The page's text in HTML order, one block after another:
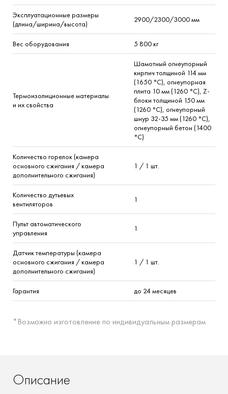
Эксплуатационные размеры
(длина/ширина/высота)
2900/2300/3000мм
Вес оборудования 5 800кг
Термоизолиционные материалы
и их свойства
Шамотный огнеупорный
кирпич толщиной 114 мм
(1650 °C), огнеупорная
плита 10 мм (1260 °С), Z-
блоки толщиной 150 мм
(1260 °С), огнеупорный
шнур 32-35 мм (1260 °С),
огнеупорный бетон (1400
°С)
Количество горелок (камера
основного сжигания / камера
дополнительного сжигания)
1 / 1 шт.
Количество дутьевых
вентиляторов
1
Пульт автоматического
управления
1
Датчик температуры (камера
основного сжигания / камера
дополнительного сжигания)
1 / 1 шт.
Гарантия до 24 месяцев
*Возможно изготовление по индивидуальным размерам
Описание